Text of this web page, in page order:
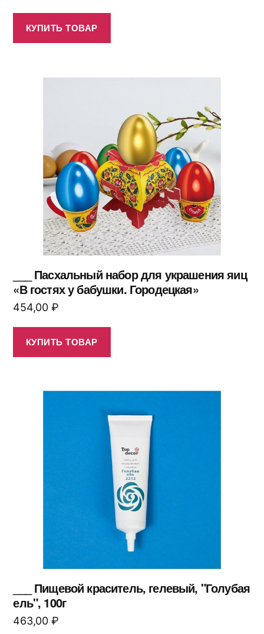
КУПИТЬ ТОВАР
___ Пасхальный набор для украшения яиц
«В гостях у бабушки. Городецкая»
454,00 ₽
КУПИТЬ ТОВАР
___ Пищевой краситель, гелевый, "Голубая
ель", 100г
463,00 ₽